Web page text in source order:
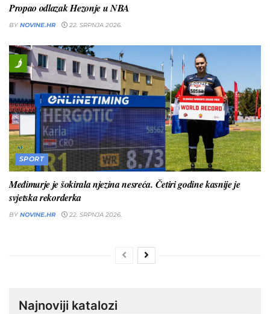
Propao odlazak Hezonje u NBA
BY NOVINE.HR 22. SRPNJA 2026.
SPORT
Međimurje je šokirala njezina nesreća. Četiri godine kasnije je
svjetska rekorderka
BY NOVINE.HR 22. SRPNJA 2026.